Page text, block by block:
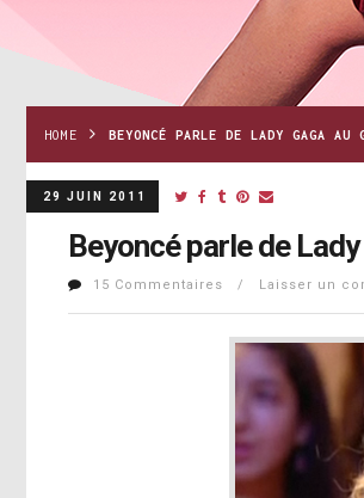
HOME BEYONCÉ PARLE DE LADY GAGA AU
29 JUIN 2011
Beyoncé parle de
15 Commentaires / Laisser un